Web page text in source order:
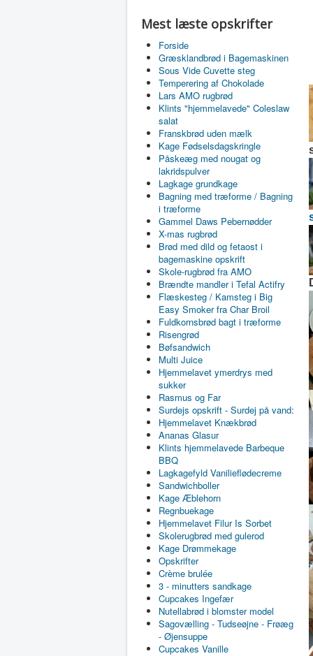
Mest læste opskrifter
Forside
Græsklandbrød i Bagemaskinen
Sous Vide Cuvette steg
Temperering af Chokolade
Lars AMO rugbrød
Klints "hjemmelavede" Coleslaw
salat
Franskbrød uden mælk
Kage Fødselsdagskringle
Påskeæg med nougat og
lakridspulver
Lagkage grundkage
Bagning med træforme / Bagning
i træforme
Gammel Daws Pebernødder
X-mas rugbrød
Brød med dild og fetaost i
bagemaskine opskrift
Skole-rugbrød fra AMO
Brændte mandler i Tefal Actifry
Flæskesteg / Kamsteg i Big
Easy Smoker fra Char Broil
Fuldkornsbrød bagt i træforme
Risengrød
Bøfsandwich
Multi Juice
Hjemmelavet ymerdrys med
sukker
Rasmus og Far
Surdejs opskrift - Surdej på vand:
Hjemmelavet Knækbrød
Ananas Glasur
Klints hjemmelavede Barbeque
BBQ
Lagkagefyld Vanilieflødecreme
Sandwichboller
Kage Æblehorn
Regnbuekage
Hjemmelavet Filur Is Sorbet
Skolerugbrød med gulerod
Kage Drømmekage
Opskrifter
Crème brulée
3 - minutters sandkage
Cupcakes Ingefær
Nutellabrød i blomster model
Sagovælling - Tudseøjne - Frøæg
- Øjensuppe
Cupcakes Vanille